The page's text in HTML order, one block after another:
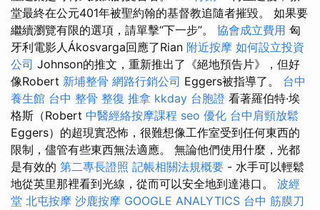
堂最終在公元401年被聖約翰的基督教追隨者摧毀。 如果要
繼續瀏覽有限的選項，請單擊“下一步”。 協會成立費用 匈
牙利電影人Ákosvarga回應了Rian 附近按摩 如何設立投資
公司 Johnson的推文，重新推出了《絕地預告片》，但好
像Robert 新埔整骨 網路行銷公司 Eggers被指導了。 台中
養生館 台中 整骨 整復 推拿 kkday 台胞證 看著羅伯特·埃
格斯（Robert 中醫經絡按摩課程 seo 優化 台中肩頸放鬆
Eggers）的超現實恐怖，很難想像工作室受到任何東西的
限制，儘管有些東西無法適應。 無論他們使用什麼，光都
是有效的 第二專長證照 記帳相關法規概要 - 水手可以輕鬆
地從英里那裡看到光線，從而可以安全地到達港口。 波經
堂 北屯按摩 沙鹿按摩 GOOGLE ANALYTICS 台中 筋膜刀